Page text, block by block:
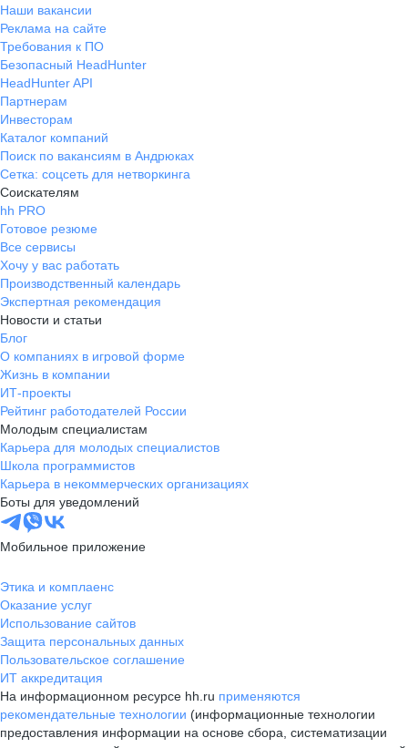
Наши вакансии
Реклама на сайте
Требования к ПО
Безопасный HeadHunter
HeadHunter API
Партнерам
Инвесторам
Каталог компаний
Поиск по вакансиям в Андрюках
Сетка: соцсеть для нетворкинга
Соискателям
hh PRO
Готовое резюме
Все сервисы
Хочу у вас работать
Производственный календарь
Экспертная рекомендация
Новости и статьи
Блог
О компаниях в игровой форме
Жизнь в компании
ИТ-проекты
Рейтинг работодателей России
Молодым специалистам
Карьера для молодых специалистов
Школа программистов
Карьера в некоммерческих организациях
Боты для уведомлений
Мобильное приложение
Этика и комплаенс
Оказание услуг
Использование сайтов
Защита персональных данных
Пользовательское соглашение
ИТ аккредитация
На информационном ресурсе hh.ru применяются
рекомендательные технологии (информационные технологии
предоставления информации на основе сбора, систематизации